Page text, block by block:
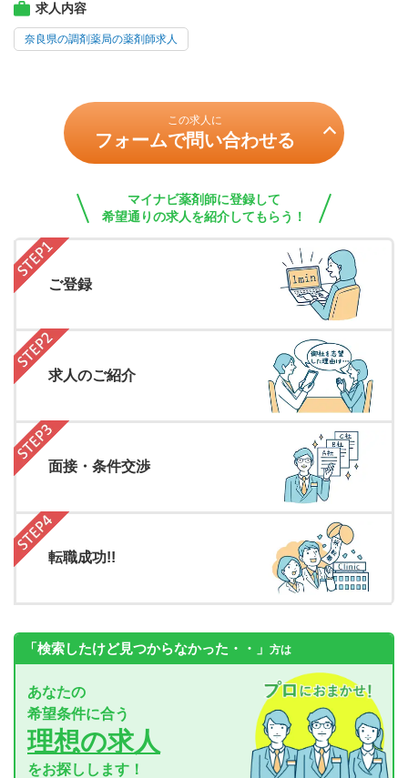
求人内容
奈良県の調剤薬局の薬剤師求人
この求人に
フォームで問い合わせる
マイナビ薬剤師に登録して
希望通りの求人を紹介してもらう！
ご登録
求人のご紹介
面接・条件交渉
転職成功!!
「検索したけど見つからなかった・・」 方は
あなたの
希望条件に合う
理想の求人
をお探しします！